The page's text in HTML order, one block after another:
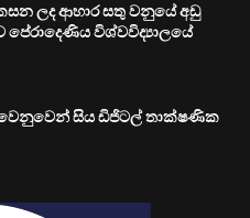
ලද ආහාර සතු වනුයේ අඩු
විශ්වවිද්‍යාලයේ
සිය ඩිජිටල් තාක්ෂණික